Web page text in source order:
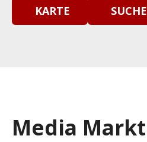
KARTE SUCHE
Media Markt